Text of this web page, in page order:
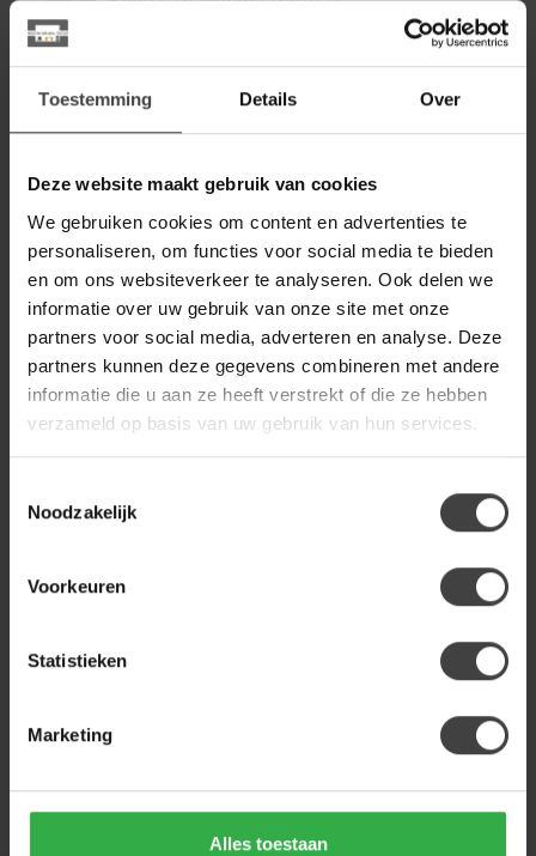
Toestemming Details Over
Deze website maakt gebruik van cookies
We gebruiken cookies om content en advertenties te
personaliseren, om functies voor social media te bieden
en om ons websiteverkeer te analyseren. Ook delen we
informatie over uw gebruik van onze site met onze
partners voor social media, adverteren en analyse. Deze
partners kunnen deze gegevens combineren met andere
informatie die u aan ze heeft verstrekt of die ze hebben
verzameld op basis van uw gebruik van hun services.
Noodzakelijk
Voorkeuren
Statistieken
Marketing
Alles toestaan
Op voorraad
639,00
Op voorraad
BENOA
Benoa TV Meubel Roots 4
laden 160
Op voorraad
649,00
BENOA
Benoa TV meubel Industrial
Mango met 4 lades
Op voorraad
Heb je een vraag over dit product?
gerust contact op met onze klantenservice
+31 224 850
Recent bekeken